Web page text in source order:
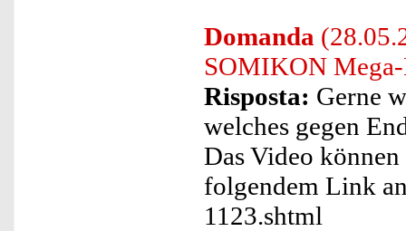
Domanda
SOMIKON
Risposta: Gerne
welches gegen
Das Video
folgendem Link
1123.shtml